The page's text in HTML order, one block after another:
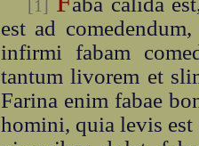
[1]
est ad
infirmi fabam
tantum livorem et
Farina enim fabae
homini, quia levis